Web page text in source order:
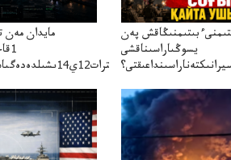
مايدان مەن
سترات12ي14ىشىلدەدەگىاسكەريستراتەگيالىقاحۋال
پەن
يسوڭىاراسىناقشى